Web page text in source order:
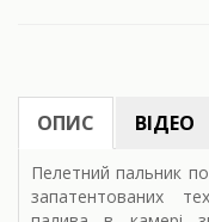
ОПИС ВІДЕО
Пелетний пальник
запатентованих